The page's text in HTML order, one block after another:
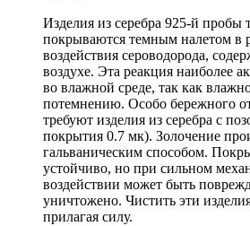
Изделия из серебра 925-й пробы
покрываются темным налетом в
воздействия сероводорода,
воздухе. Эта реакция наиболее
во влажной среде, так как
потемнению. Особо бережного
требуют изделия из серебра с
покрытия 0.7 мк). Золочение
гальваническим способом.
устойчиво, но при сильном
воздействии может быть
уничтожено. Чистить эти
прилагая силу.